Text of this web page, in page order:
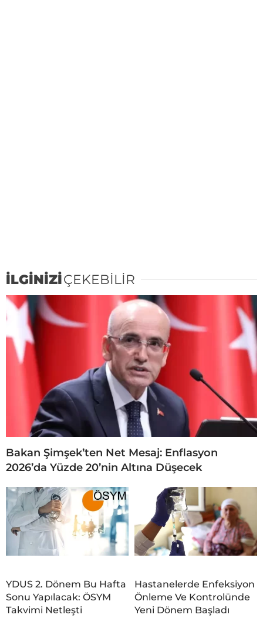
İLGİNİZİÇEKEBİLİR
Bakan Şimşek’ten Net Mesaj: Enflasyon
2026’da Yüzde 20’nin Altına Düşecek
YDUS 2. Dönem Bu Hafta
Sonu Yapılacak: ÖSYM
Takvimi Netleşti
Hastanelerde Enfeksiyon
Önleme Ve Kontrolünde
Yeni Dönem Başladı